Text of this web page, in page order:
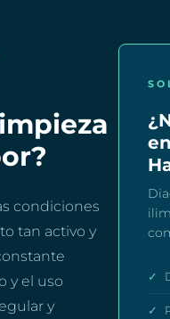
condiciones
tan activo y
y el uso
y
✓
✓